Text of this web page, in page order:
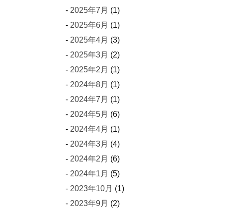
2025年7月 (1)
2025年6月 (1)
2025年4月 (3)
2025年3月 (2)
2025年2月 (1)
2024年8月 (1)
2024年7月 (1)
2024年5月 (6)
2024年4月 (1)
2024年3月 (4)
2024年2月 (6)
2024年1月 (5)
2023年10月 (1)
2023年9月 (2)